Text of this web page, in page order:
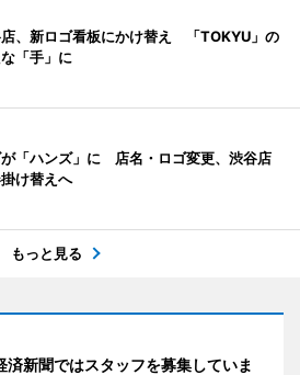
、新ロゴ看板にかけ替え 「TOKYU」の
「手」に
「ハンズ」に 店名・ロゴ変更、渋谷店
け替えへ
もっと見る
済新聞ではスタッフを募集していま